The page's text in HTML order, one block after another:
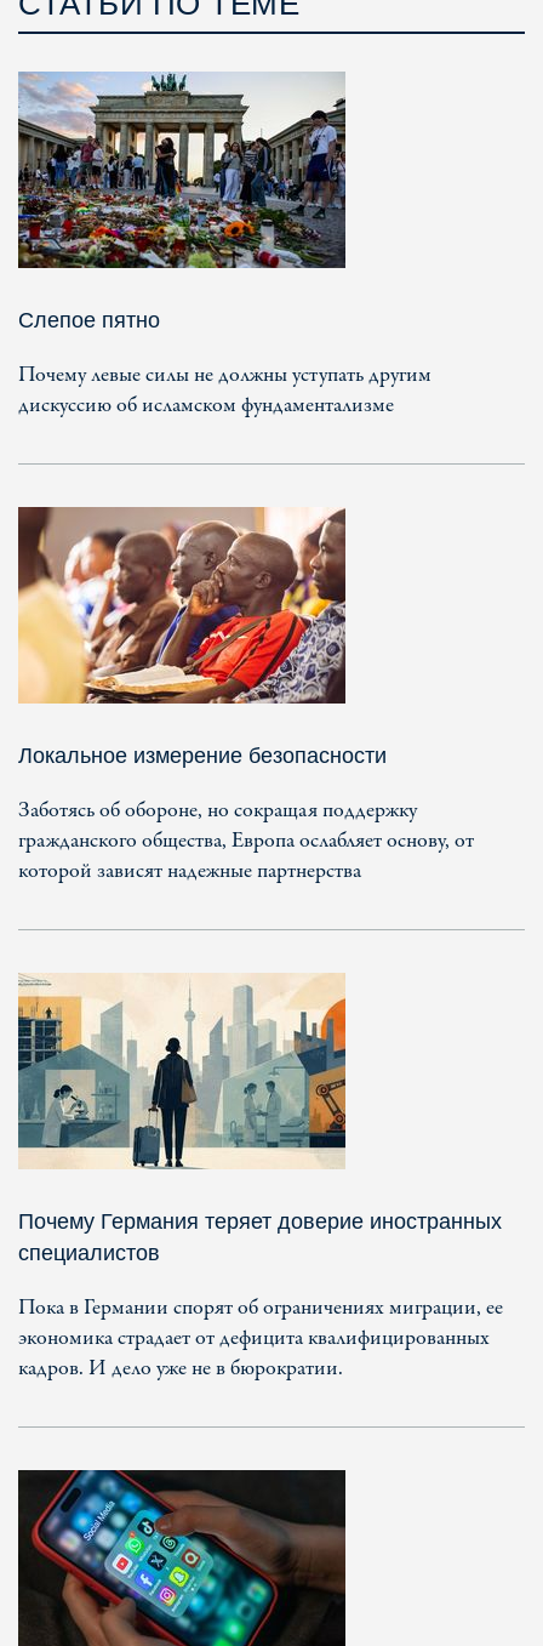
Слепое пятно
Почему левые силы не должны уступать другим
дискуссию об исламском фундаментализме
Локальное измерение безопасности
Заботясь об обороне, но сокращая поддержку
гражданского общества, Европа ослабляет основу, от
которой зависят надежные партнерства
Почему Германия теряет доверие иностранных
специалистов
Пока в Германии спорят об ограничениях миграции, ее
экономика страдает от дефицита квалифицированных
кадров. И дело уже не в бюрократии.